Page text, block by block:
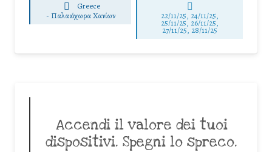
Greece
- Παλαιόχωρα Χανίων 22/11/25, 24/11/25,
25/11/25, 26/11/25,
27/11/25, 28/11/25
Accendi il valore dei tuoi
dispositivi. Spegni lo spreco.